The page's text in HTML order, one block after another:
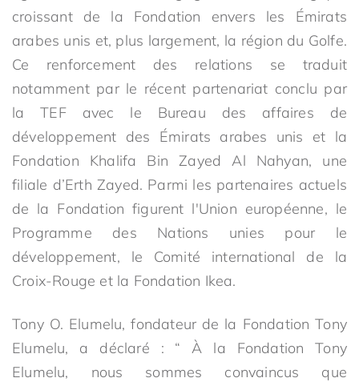
croissant de la Fondation envers les Émirats
arabes unis et, plus largement, la région du Golfe.
Ce renforcement des relations se traduit
notamment par le récent partenariat conclu par
la TEF avec le Bureau des affaires de
développement des Émirats arabes unis et la
Fondation Khalifa Bin Zayed Al Nahyan, une
filiale d’Erth Zayed. Parmi les partenaires actuels
de la Fondation figurent l'Union européenne, le
Programme des Nations unies pour le
développement, le Comité international de la
Croix-Rouge et la Fondation Ikea.
Tony O. Elumelu, fondateur de la Fondation Tony
Elumelu, a déclaré : “ À la Fondation Tony
Elumelu, nous sommes convaincus que